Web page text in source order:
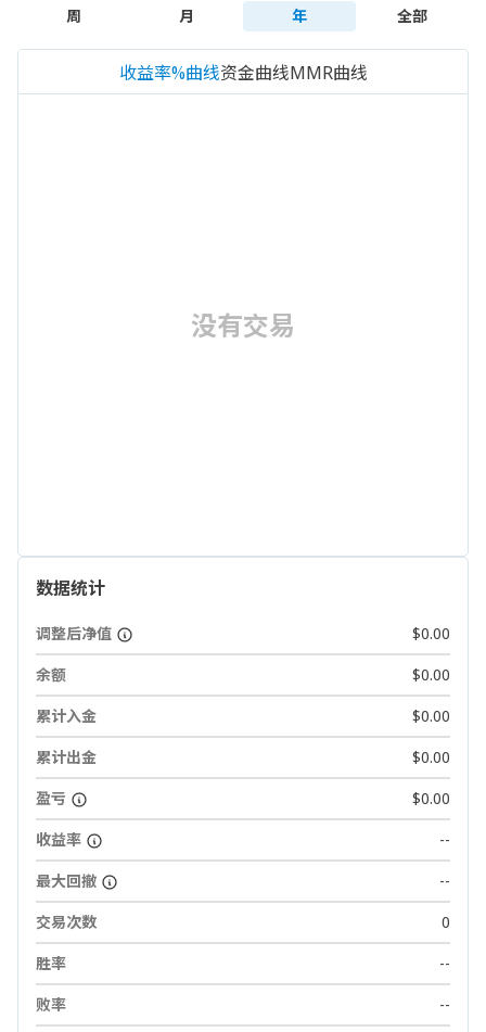
周 月 年 全部
收益率%曲线资金曲线MMR曲线
没有交易
数据统计
调整后净值
$0.00
余额
$0.00
累计入金
$0.00
累计出金
$0.00
盈亏
$0.00
收益率
--
最大回撤
--
交易次数
0
胜率
--
败率
--